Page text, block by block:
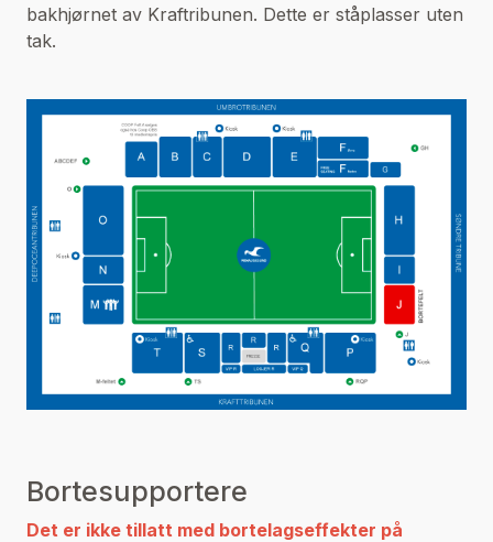
bakhjørnet av Kraftribunen. Dette er ståplasser uten
tak.
Bortesupportere
Det er ikke tillatt med bortelagseffekter på